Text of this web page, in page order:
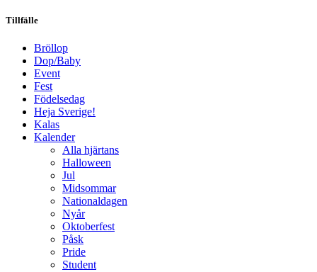
Tillfälle
Bröllop
Dop/Baby
Event
Fest
Födelsedag
Heja Sverige!
Kalas
Kalender
Alla hjärtans
Halloween
Jul
Midsommar
Nationaldagen
Nyår
Oktoberfest
Påsk
Pride
Student